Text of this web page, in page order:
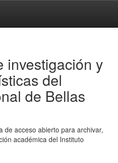
investigación y
del
de Bellas
de acceso abierto para archivar,
académica del Instituto